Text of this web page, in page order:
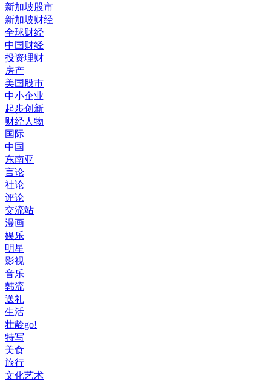
新加坡股市
新加坡财经
全球财经
中国财经
投资理财
房产
美国股市
中小企业
起步创新
财经人物
国际
中国
东南亚
言论
社论
评论
交流站
漫画
娱乐
明星
影视
音乐
韩流
送礼
生活
壮龄go!
特写
美食
旅行
文化艺术